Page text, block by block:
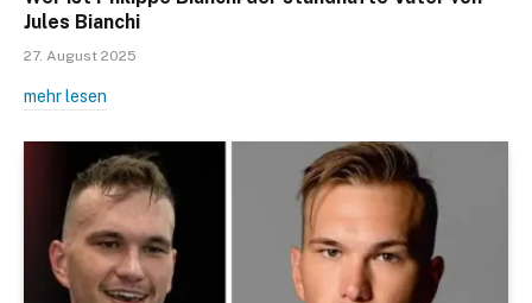
Jules Bianchi
27. August 2025
mehr lesen